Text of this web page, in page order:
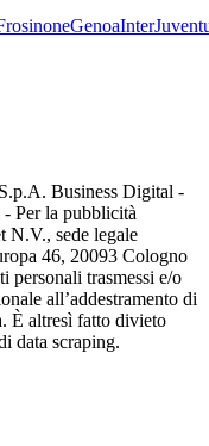
GenoaInter
Business Digital -
Per la pubblicità
N.V., sede legale
46, 20093 Cologno
personali trasmessi e/o
all’addestramento di
È altresì fatto divieto
data scraping.